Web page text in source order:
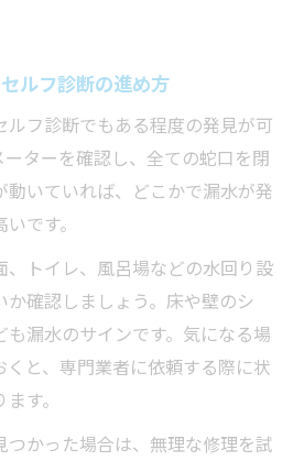
ルフ診断の進め方
ルフ診断でもある程度の発見が可
ターを確認し、全ての蛇口を閉
動いていれば、どこかで漏水が発
です。
、トイレ、風呂場などの水回り設
確認しましょう。床や壁のシ
も漏水のサインです。気になる場
と、専門業者に依頼する際に状
す。
つかった場合は、無理な修理を試